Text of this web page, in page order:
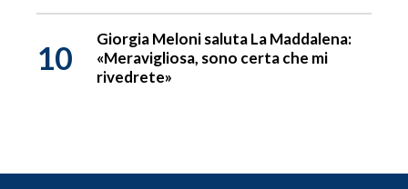
10
Giorgia Meloni saluta La Maddalena:
«Meravigliosa, sono certa che mi
rivedrete»